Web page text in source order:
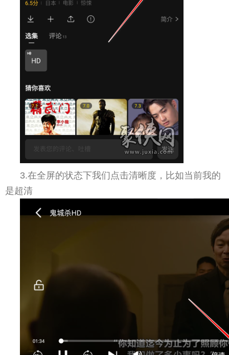
3.在全屏的状态下我们点击清晰度，比如当前我的
是超清